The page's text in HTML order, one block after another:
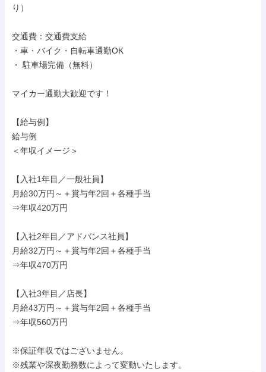
り）
交通費：交通費支給
・車・バイク・自転車通勤OK
・ 駐車場完備（無料）
マイカー通勤大歓迎です！
【給与例】
給与例
＜年収イメージ＞
【入社1年目／一般社員】
月給30万円～＋賞与年2回＋各種手当
⇒年収420万円
【入社2年目／アドバンス社員】
月給32万円～＋賞与年2回＋各種手当
⇒年収470万円
【入社3年目／店長】
月給43万円～＋賞与年2回＋各種手当
⇒年収560万円
※保証年収ではございません。
※残業や深夜勤務数によって変動いたします。